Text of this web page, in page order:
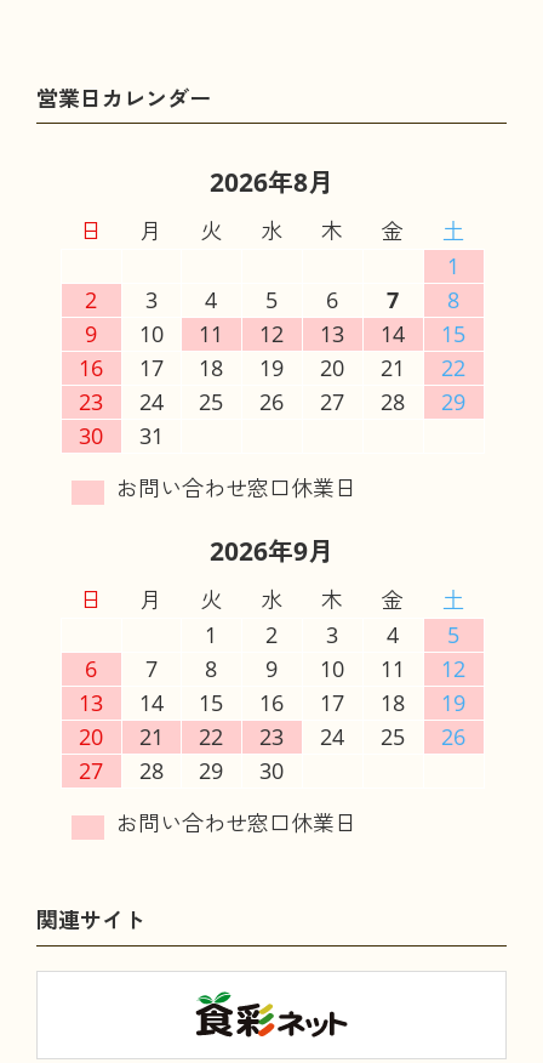
2026年8月
日 月 火 水 木 金
土
1
2
3 4 5 6 7
8
9
10 11 12 13 14
15
16
17 18 19 20 21
22
23
24 25 26 27 28
29
30
31
2026年9月
日 月 火 水 木 金
土
1
2 3 4
5
6
7 8 9 10 11
12
13
14 15 16 17 18
19
20
21 22 23 24 25
26
27
28 29 30
関連サイト